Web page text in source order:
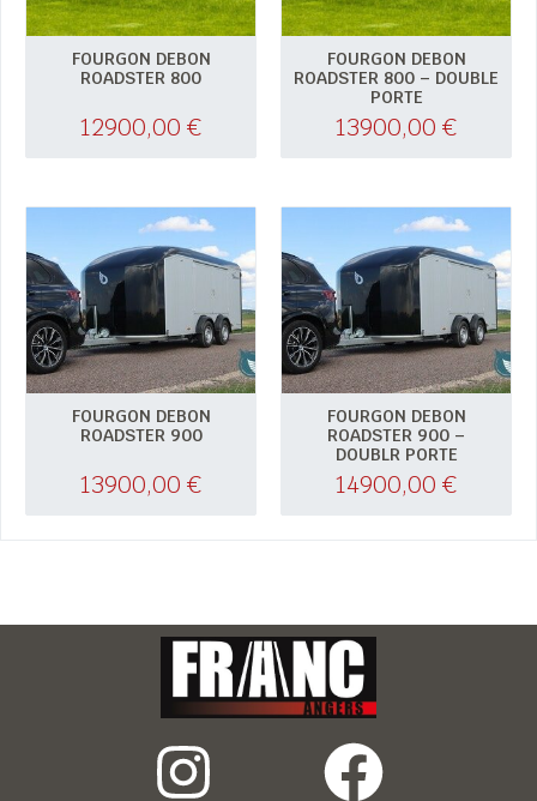
FOURGON DEBON
ROADSTER 800
12900,00 €
FOURGON DEBON
ROADSTER 800 – DOUBLE
PORTE
13900,00 €
FOURGON DEBON
ROADSTER 900
13900,00 €
FOURGON DEBON
ROADSTER 900 –
DOUBLR PORTE
14900,00 €